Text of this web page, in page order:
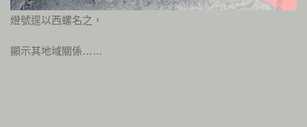
燈號逕以西螺名之，
顯示其地域關係……